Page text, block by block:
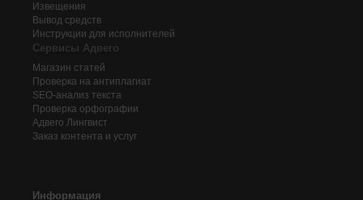
Извещения
Вывод средств
Инструкции для исполнителей
Сервисы Адвего
Магазин статей
Проверка на антиплагиат
SEO-анализ текста
Проверка орфографии
Адвего Лингвист
Заказ контента и услуг
Информация